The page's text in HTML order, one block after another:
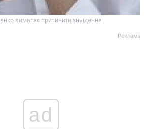
вимагає припинити знущення
Реклама
ad